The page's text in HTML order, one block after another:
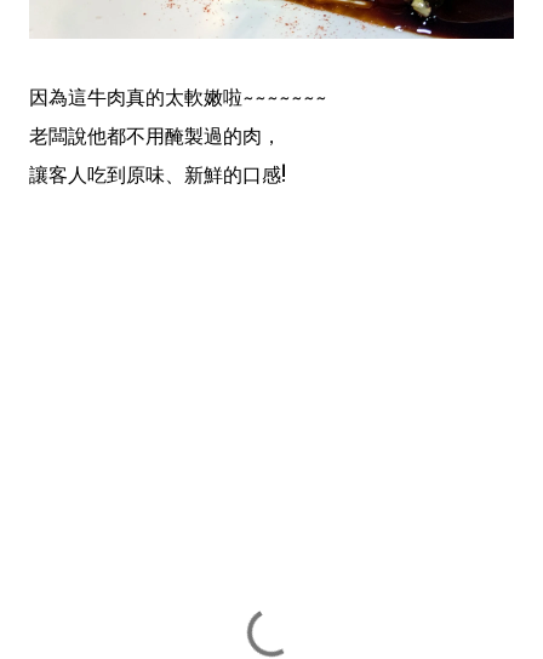
因為這牛肉真的太軟嫩啦~~~~~~~
老闆說他都不用醃製過的肉，
讓客人吃到原味、新鮮的口感!